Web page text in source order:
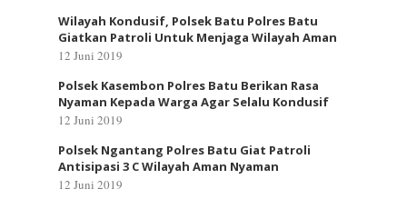
Wilayah Kondusif, Polsek Batu Polres Batu
Giatkan Patroli Untuk Menjaga Wilayah Aman
12 Juni 2019
Polsek Kasembon Polres Batu Berikan Rasa
Nyaman Kepada Warga Agar Selalu Kondusif
12 Juni 2019
Polsek Ngantang Polres Batu Giat Patroli
Antisipasi 3 C Wilayah Aman Nyaman
12 Juni 2019